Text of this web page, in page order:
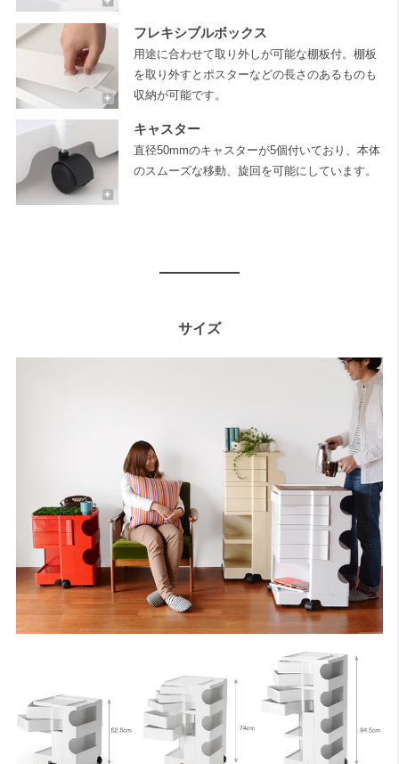
フレキシブルボックス
用途に合わせて取り外しが可能な棚板付。棚板
を取り外すとポスターなどの長さのあるものも
収納が可能です。
キャスター
直径50mmのキャスターが5個付いており、本体
のスムーズな移動、旋回を可能にしています。
サイズ